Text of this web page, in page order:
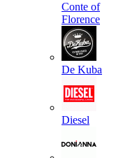
Conte of
Florence
De Kuba
Diesel